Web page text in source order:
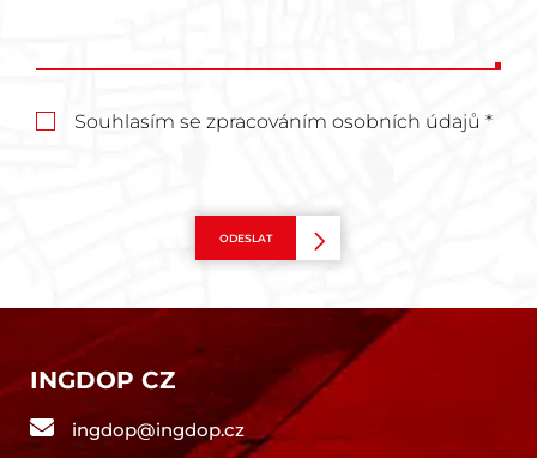
Souhlasím se zpracováním osobních údajů *
ODESLAT
INGDOP CZ
ingdop@ingdop.cz